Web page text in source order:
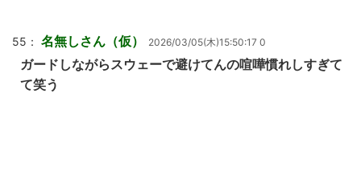
55： 名無しさん（仮） 2026/03/05(木)15:50:17 0
ガードしながらスウェーで避けてんの喧嘩慣れしすぎて
て笑う